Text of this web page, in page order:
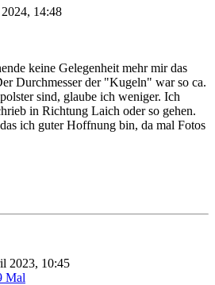
14:48
keine Gelegenheit mehr mir das
Durchmesser der "Kugeln" war so ca.
sind, glaube ich weniger. Ich
in Richtung Laich oder so gehen.
ich guter Hoffnung bin, da mal Fotos
2023, 10:45
Mal